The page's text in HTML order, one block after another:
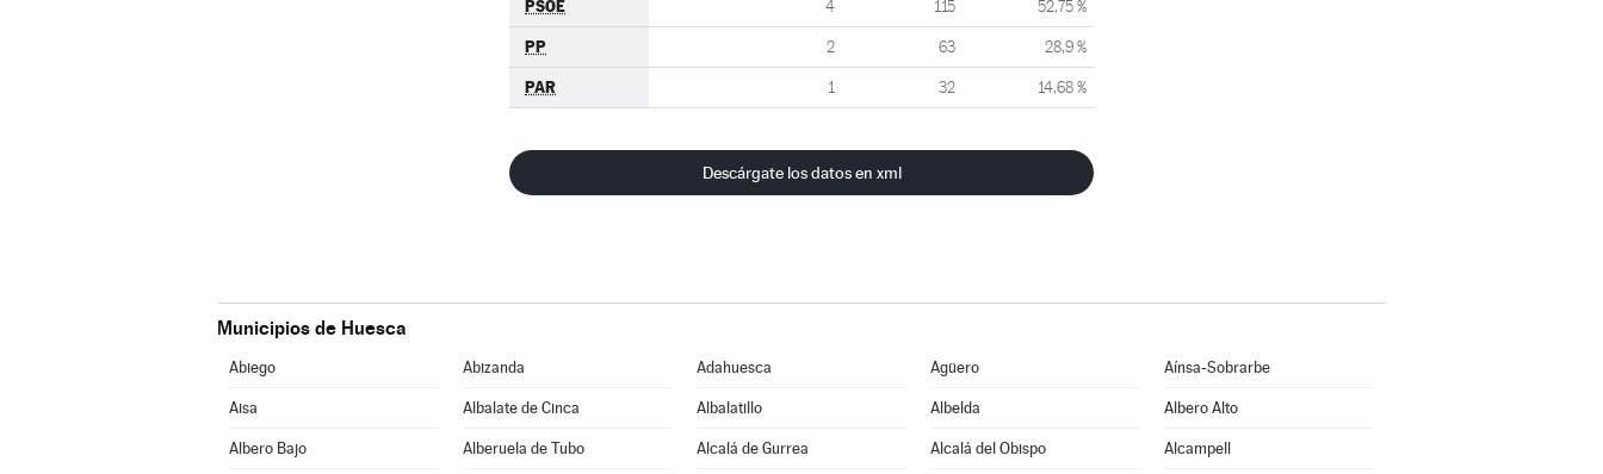
PSOE 4 115 52,75 %
PP 2 63 28,9 %
PAR 1 32 14,68 %
Descárgate los datos en xml
Municipios de Huesca
Abiego Abizanda Adahuesca Agüero Aínsa-Sobrarbe
Aisa Albalate de Cinca Albalatillo Albelda Albero Alto
Albero Bajo Alberuela de Tubo Alcalá de Gurrea Alcalá del Obispo Alcampell